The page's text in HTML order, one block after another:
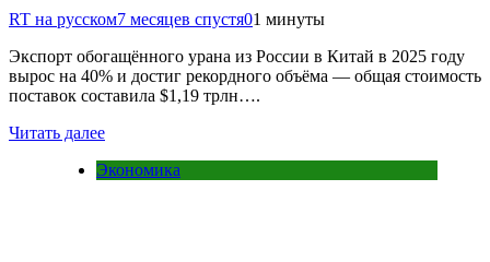
RT на русском7 месяцев спустя01 минуты
Экспорт обогащённого урана из России в Китай в 2025 году
вырос на 40% и достиг рекордного объёма — общая стоимость
поставок составила $1,19 трлн….
Читать далее
Экономика